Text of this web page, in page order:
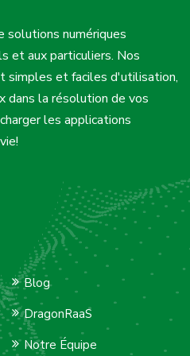
solutions numériques
et aux particuliers. Nos
simples et faciles d'utilisation,
dans la résolution de vos
les applications
Blog
DragonRaaS
Notre Équipe